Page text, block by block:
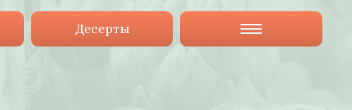
Десерты